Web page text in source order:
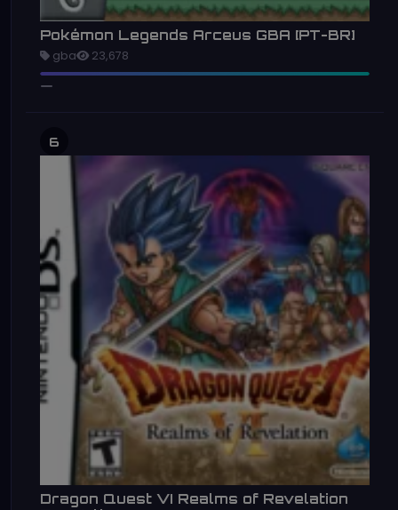
Pokémon Legends Arceus GBA [PT-BR]
gba 23,678
6
Dragon Quest VI Realms of Revelation